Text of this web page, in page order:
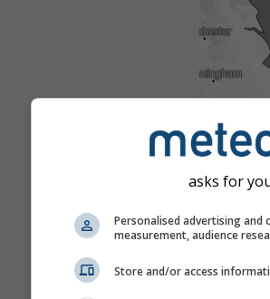
asks for
Personalised advertising
measurement, audience
Store and/or access